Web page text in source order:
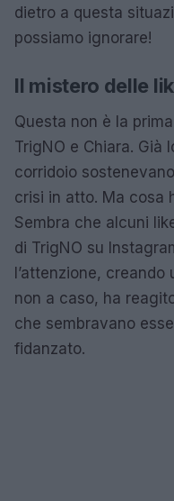
dietro a questa
possiamo ignorare!
Il mistero delle
Questa non è la
TrigNO e Chiara. Già
corridoio
crisi in atto. Ma cosa
Sembra che alcuni
di TrigNO su
l’attenzione, creando
non a caso, ha
che sembravano
fidanzato.